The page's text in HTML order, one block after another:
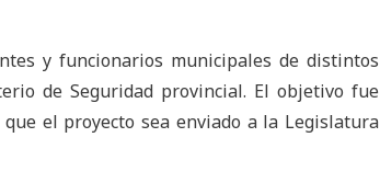
y funcionarios municipales de distintos
de Seguridad provincial. El objetivo fue
el proyecto sea enviado a la Legislatura